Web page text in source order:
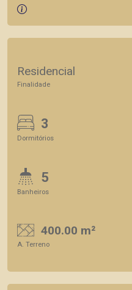
Residencial
Finalidade
3
Dormitórios
5
Banheiros
400.00 m²
A. Terreno